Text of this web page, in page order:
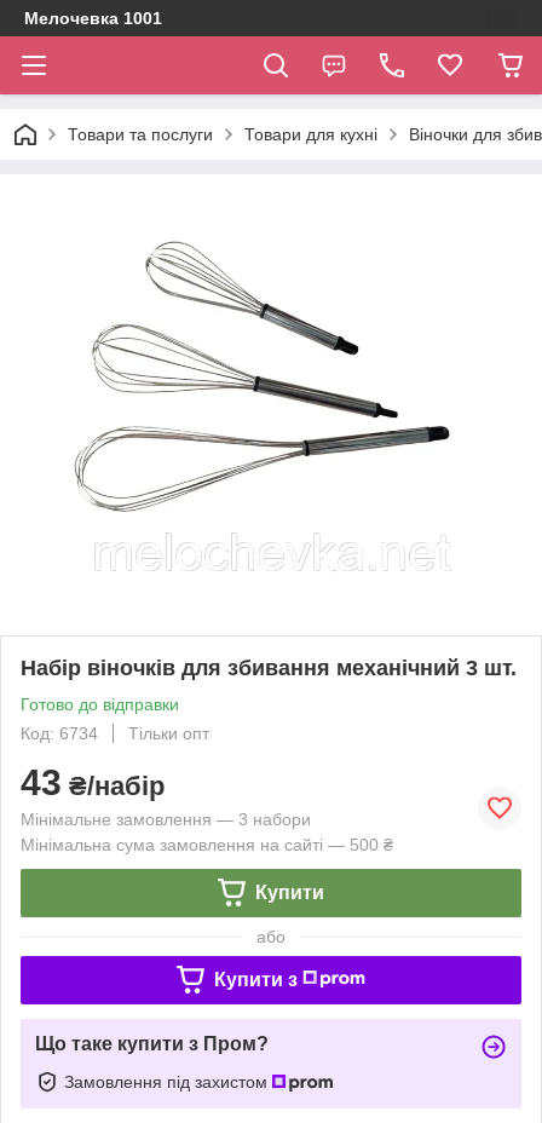
Мелочевка 1001
Товари та послуги Товари для кухні Віночки для
Набір віночків для збивання механічний 3 шт.
Готово до відправки
Код: 6734
Тільки опт
43 ₴/набір
Мінімальне замовлення — 3 набори
Мінімальна сума замовлення на сайті — 500 ₴
Купити
або
Купити з
Що таке купити з Пром?
Замовлення під захистом